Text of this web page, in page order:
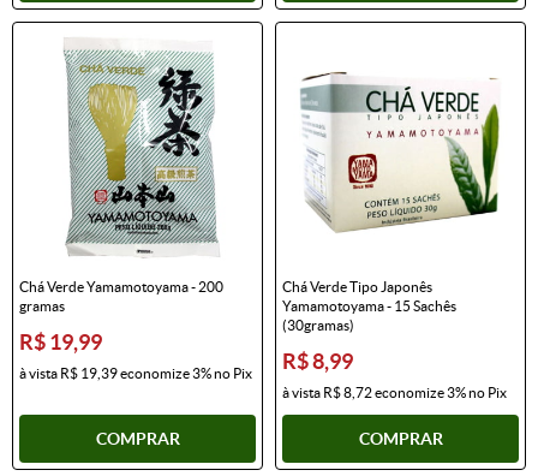
Chá Verde Yamamotoyama - 200
gramas
R$ 19,99
à vista R$ 19,39economize3%no Pix
COMPRAR
Chá Verde Tipo Japonês
Yamamotoyama - 15 Sachês
(30gramas)
R$ 8,99
à vista R$ 8,72economize3%no Pix
COMPRAR